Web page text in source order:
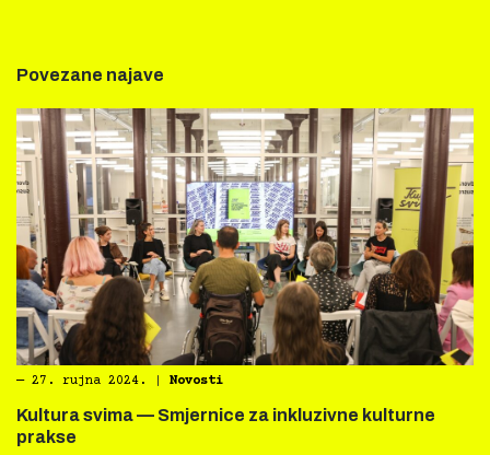
Povezane najave
― 27. rujna 2024. Novosti
Kultura svima — Smjernice za inkluzivne kulturne
prakse